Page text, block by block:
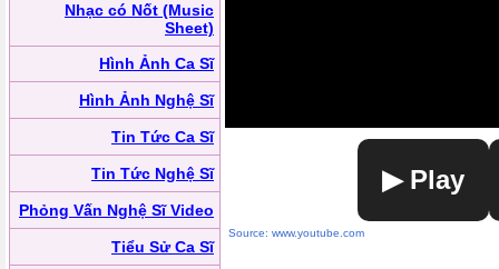
Nhạc có Nốt (Music
Sheet)
Hình Ảnh Ca Sĩ
Hình Ảnh Nghệ Sĩ
Tin Tức Ca Sĩ
Tin Tức Nghệ Sĩ
Phỏng Vấn Nghệ Sĩ Video
Tiểu Sử Ca Sĩ
▶ Play
Source: www.youtube.com